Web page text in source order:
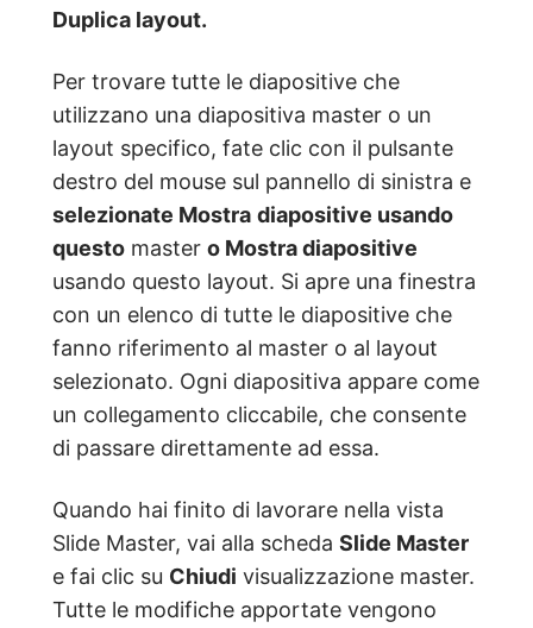
Duplica layout.
Per trovare tutte le diapositive che
utilizzano una diapositiva master o un
layout specifico, fate clic con il pulsante
destro del mouse sul pannello di sinistra e
selezionate Mostra diapositive usando
questo master o Mostra diapositive
usando questo layout. Si apre una finestra
con un elenco di tutte le diapositive che
fanno riferimento al master o al layout
selezionato. Ogni diapositiva appare come
un collegamento cliccabile, che consente
di passare direttamente ad essa.
Quando hai finito di lavorare nella vista
Slide Master, vai alla scheda Slide Master
e fai clic su Chiudi visualizzazione master.
Tutte le modifiche apportate vengono